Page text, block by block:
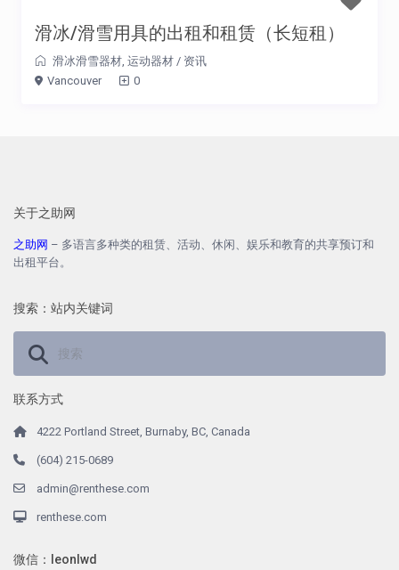
滑冰/滑雪用具的出租和租赁（长短租）
滑冰滑雪器材, 运动器材 / 资讯
Vancouver
0
关于之助网
之助网 – 多语言多种类的租赁、活动、休闲、娱乐和教育的共享预订和
出租平台。
搜索：站内关键词
联系方式
4222 Portland Street, Burnaby, BC, Canada
(604) 215-0689
admin@renthese.com
renthese.com
微信：leonlwd